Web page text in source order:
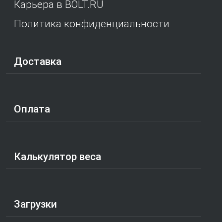
Карьера в BOLT.RU
Политика конфиденциальности
Доставка
Оплата
Калькулятор веса
Загрузки